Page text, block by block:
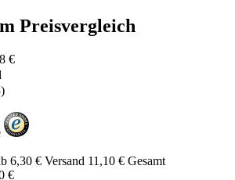
Preisvergleich
€
6,30 € Versand 11,10 € Gesamt
€